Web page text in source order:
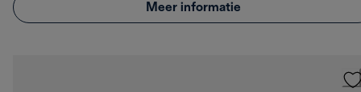
Meer informatie